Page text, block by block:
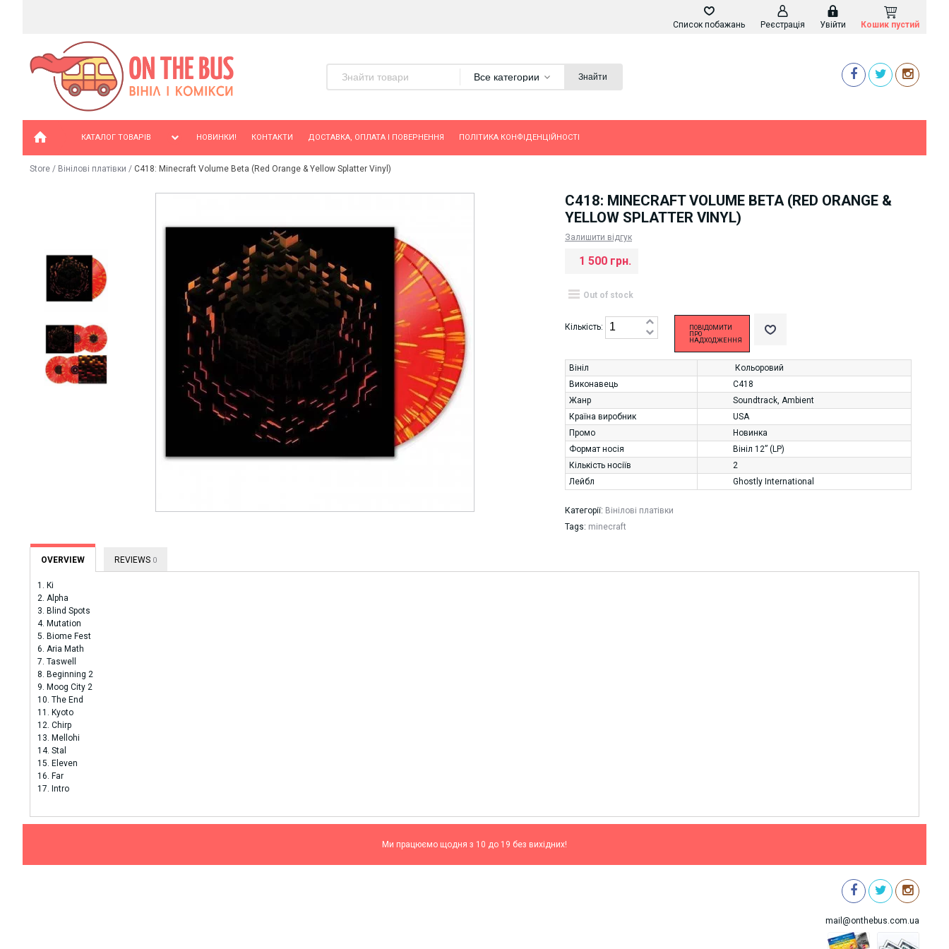
Кошик пустий
Увійти
Реєстрація
Список побажань
Все категории Знайти
КАТАЛОГ ТОВАРІВ НОВИНКИ! КОНТАКТИ ДОСТАВКА, ОПЛАТА І ПОВЕРНЕННЯ ПОЛІТИКА КОНФІДЕНЦІЙНОСТІ
Store / Вінілові платівки / C418: Minecraft Volume Beta (Red Orange & Yellow Splatter Vinyl)
C418: MINECRAFT VOLUME BETA (RED ORANGE &
YELLOW SPLATTER VINYL)
Залишити відгук
1 500 грн.
Out of stock
Кількість:
ПОВІДОМИТИ
ПРО
НАДХОДЖЕННЯ
Вініл
Кольоровий
Виконавець
C418
Жанр
Soundtrack, Ambient
Країна виробник
USA
Промо
Новинка
Формат носія
Вініл 12” (LP)
Кількість носіїв
2
Лейбл
Ghostly International
Категорії: Вінілові платівки
Tags: minecraft
OVERVIEW REVIEWS 0
1. Ki
2. Alpha
3. Blind Spots
4. Mutation
5. Biome Fest
6. Aria Math
7. Taswell
8. Beginning 2
9. Moog City 2
10. The End
11. Kyoto
12. Chirp
13. Mellohi
14. Stal
15. Eleven
16. Far
17. Intro
Ми працюємо щодня з 10 до 19 без вихідних!
mail@onthebus.com.ua